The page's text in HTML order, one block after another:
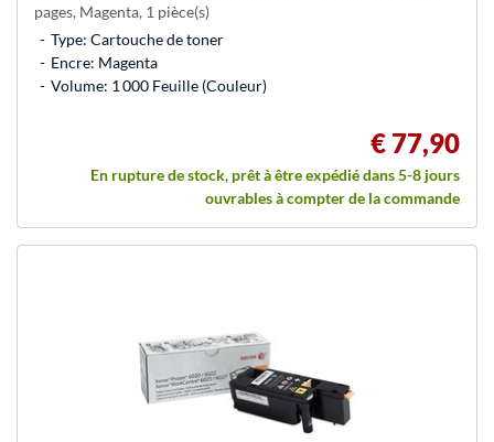
pages, Magenta, 1 pièce(s)
Type: Cartouche de toner
Encre: Magenta
Volume: 1 000 Feuille (Couleur)
€ 77,90
En rupture de stock, prêt à être expédié dans 5-8 jours
ouvrables à compter de la commande